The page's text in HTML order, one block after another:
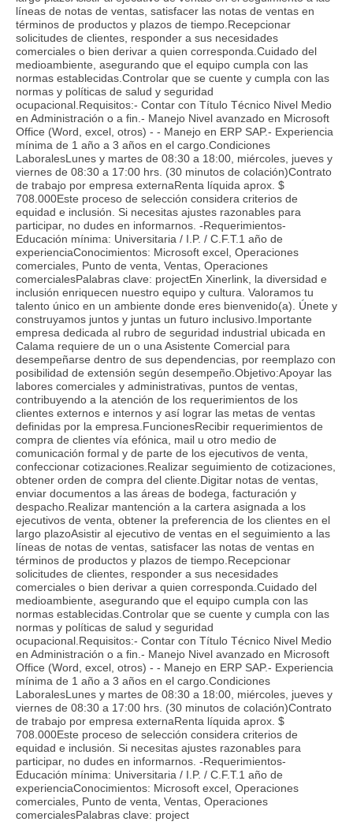
líneas de notas de ventas, satisfacer las notas de ventas en
términos de productos y plazos de tiempo.Recepcionar
solicitudes de clientes, responder a sus necesidades
comerciales o bien derivar a quien corresponda.Cuidado del
medioambiente, asegurando que el equipo cumpla con las
normas establecidas.Controlar que se cuente y cumpla con las
normas y políticas de salud y seguridad
ocupacional.Requisitos:- Contar con Título Técnico Nivel Medio
en Administración o a fin.- Manejo Nivel avanzado en Microsoft
Office (Word, excel, otros) - - Manejo en ERP SAP.- Experiencia
mínima de 1 año a 3 años en el cargo.Condiciones
LaboralesLunes y martes de 08:30 a 18:00, miércoles, jueves y
viernes de 08:30 a 17:00 hrs. (30 minutos de colación)Contrato
de trabajo por empresa externaRenta líquida aprox. $
708.000Este proceso de selección considera criterios de
equidad e inclusión. Si necesitas ajustes razonables para
participar, no dudes en informarnos. -Requerimientos-
Educación mínima: Universitaria / I.P. / C.F.T.1 año de
experienciaConocimientos: Microsoft excel, Operaciones
comerciales, Punto de venta, Ventas, Operaciones
comercialesPalabras clave: projectEn Xinerlink, la diversidad e
inclusión enriquecen nuestro equipo y cultura. Valoramos tu
talento único en un ambiente donde eres bienvenido(a). Únete y
construyamos juntos y juntas un futuro inclusivo.Importante
empresa dedicada al rubro de seguridad industrial ubicada en
Calama requiere de un o una Asistente Comercial para
desempeñarse dentro de sus dependencias, por reemplazo con
posibilidad de extensión según desempeño.Objetivo:Apoyar las
labores comerciales y administrativas, puntos de ventas,
contribuyendo a la atención de los requerimientos de los
clientes externos e internos y así lograr las metas de ventas
definidas por la empresa.FuncionesRecibir requerimientos de
compra de clientes vía efónica, mail u otro medio de
comunicación formal y de parte de los ejecutivos de venta,
confeccionar cotizaciones.Realizar seguimiento de cotizaciones,
obtener orden de compra del cliente.Digitar notas de ventas,
enviar documentos a las áreas de bodega, facturación y
despacho.Realizar mantención a la cartera asignada a los
ejecutivos de venta, obtener la preferencia de los clientes en el
largo plazoAsistir al ejecutivo de ventas en el seguimiento a las
líneas de notas de ventas, satisfacer las notas de ventas en
términos de productos y plazos de tiempo.Recepcionar
solicitudes de clientes, responder a sus necesidades
comerciales o bien derivar a quien corresponda.Cuidado del
medioambiente, asegurando que el equipo cumpla con las
normas establecidas.Controlar que se cuente y cumpla con las
normas y políticas de salud y seguridad
ocupacional.Requisitos:- Contar con Título Técnico Nivel Medio
en Administración o a fin.- Manejo Nivel avanzado en Microsoft
Office (Word, excel, otros) - - Manejo en ERP SAP.- Experiencia
mínima de 1 año a 3 años en el cargo.Condiciones
LaboralesLunes y martes de 08:30 a 18:00, miércoles, jueves y
viernes de 08:30 a 17:00 hrs. (30 minutos de colación)Contrato
de trabajo por empresa externaRenta líquida aprox. $
708.000Este proceso de selección considera criterios de
equidad e inclusión. Si necesitas ajustes razonables para
participar, no dudes en informarnos. -Requerimientos-
Educación mínima: Universitaria / I.P. / C.F.T.1 año de
experienciaConocimientos: Microsoft excel, Operaciones
comerciales, Punto de venta, Ventas, Operaciones
comercialesPalabras clave: project